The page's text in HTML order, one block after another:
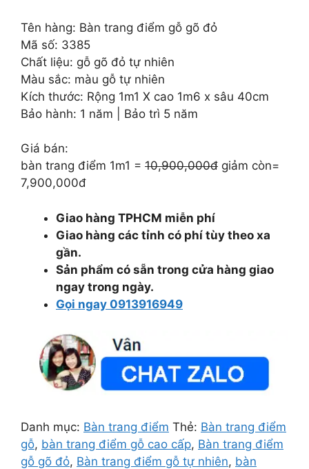
là:
tại
7.900.000 ₫.
Tên hàng: Bàn trang điểm gỗ gõ đỏ
Mã số: 3385
Chất liệu: gỗ gõ đỏ tự nhiên
Màu sắc: màu gỗ tự nhiên
Kích thước: Rộng 1m1 X cao 1m6 x sâu 40cm
Bảo hành: 1 năm | Bảo trì 5 năm
Giá bán:
bàn trang điểm 1m1 = 10,900,000đ giảm còn=
7,900,000đ
Giao hàng TPHCM miễn phí
Giao hàng các tỉnh có phí tùy theo xa
gần.
Sản phẩm có sẵn trong cửa hàng giao
ngay trong ngày.
Gọi ngay 0913916949
Danh mục: Bàn trang điểm Thẻ: Bàn trang điểm
gỗ, bàn trang điểm gỗ cao cấp, Bàn trang điểm
gỗ gõ đỏ, Bàn trang điểm gỗ tự nhiên, bàn